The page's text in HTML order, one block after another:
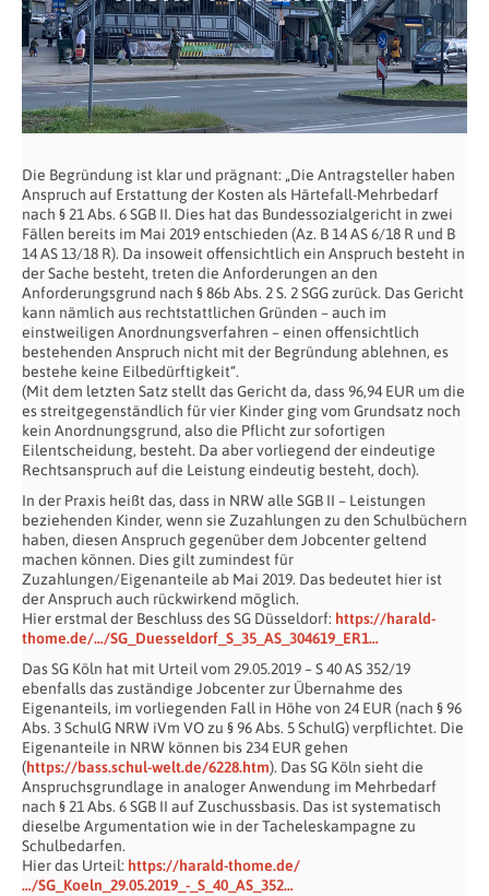
Die Begründung ist klar und prägnant: „Die Antragsteller haben
Anspruch auf Erstattung der Kosten als Härtefall-Mehrbedarf
nach § 21 Abs. 6 SGB II. Dies hat das Bundessozialgericht in zwei
Fällen bereits im Mai 2019 entschieden (Az. B 14 AS 6/18 R und B
14 AS 13/18 R). Da insoweit offensichtlich ein Anspruch besteht in
der Sache besteht, treten die Anforderungen an den
Anforderungsgrund nach § 86b Abs. 2 S. 2 SGG zurück. Das Gericht
kann nämlich aus rechtstattlichen Gründen – auch im
einstweiligen Anordnungsverfahren – einen offensichtlich
bestehenden Anspruch nicht mit der Begründung ablehnen, es
bestehe keine Eilbedürftigkeit“.
(Mit dem letzten Satz stellt das Gericht da, dass 96,94 EUR um die
es streitgegenständlich für vier Kinder ging vom Grundsatz noch
kein Anordnungsgrund, also die Pflicht zur sofortigen
Eilentscheidung, besteht. Da aber vorliegend der eindeutige
Rechtsanspruch auf die Leistung eindeutig besteht, doch).
In der Praxis heißt das, dass in NRW alle SGB II – Leistungen
beziehenden Kinder, wenn sie Zuzahlungen zu den Schulbüchern
haben, diesen Anspruch gegenüber dem Jobcenter geltend
machen können. Dies gilt zumindest für
Zuzahlungen/Eigenanteile ab Mai 2019. Das bedeutet hier ist
der Anspruch auch rückwirkend möglich.
Hier erstmal der Beschluss des SG Düsseldorf: https://harald-
thome.de/…/SG_Duesseldorf_S_35_AS_304619_ER1…
Das SG Köln hat mit Urteil vom 29.05.2019 – S 40 AS 352/19
ebenfalls das zuständige Jobcenter zur Übernahme des
Eigenanteils, im vorliegenden Fall in Höhe von 24 EUR (nach § 96
Abs. 3 SchulG NRW iVm VO zu § 96 Abs. 5 SchulG) verpflichtet. Die
Eigenanteile in NRW können bis 234 EUR gehen
(https://bass.schul-welt.de/6228.htm). Das SG Köln sieht die
Anspruchsgrundlage in analoger Anwendung im Mehrbedarf
nach § 21 Abs. 6 SGB II auf Zuschussbasis. Das ist systematisch
dieselbe Argumentation wie in der Tacheleskampagne zu
Schulbedarfen.
Hier das Urteil: https://harald-thome.de/
…/SG_Koeln_29.05.2019_-_S_40_AS_352…